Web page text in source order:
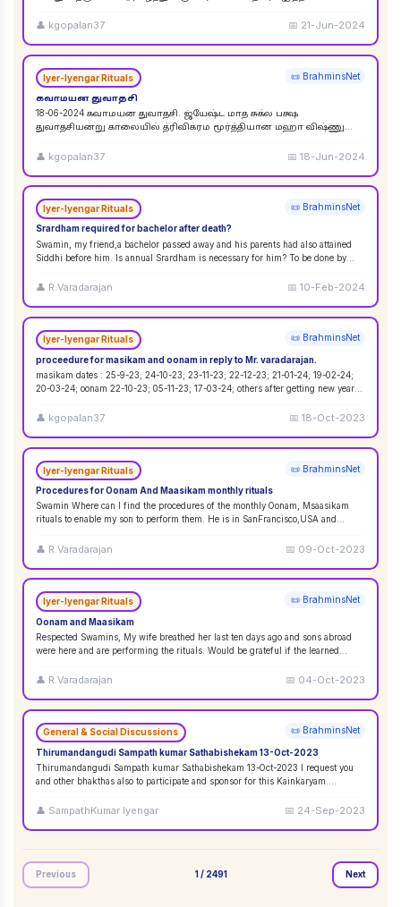
👤 kgopalan37 📅 21-Jun-2024
Iyer-Iyengar Rituals 📜 BrahminsNet
கவாமயன துவாதசி
18-06-2024 கவாமயன துவாதசி. ஜ்யேஷ்ட மாத சுக்ல பக்ஷ
துவாதசியன்று காலையில் த்ரிவிக்ரம மூர்த்தியான மஹா விஷ்ணு
👤 kgopalan37 📅18-Jun-2024
Iyer-Iyengar Rituals 📜 BrahminsNet
Srardham required for bachelor after death?
Swamin, my friend,a bachelor passed away and his parents had also attained
Siddhi before him. Is annual Srardham is necessary for him? To be done by
👤 R.Varadarajan 📅10-Feb-2024
Iyer-Iyengar Rituals 📜 BrahminsNet
proceedure for masikam and oonam in reply to Mr. varadarajan.
masikam dates : 25-9-23; 24-10-23; 23-11-23; 22-12-23; 21-01-24; 19-02-24;
20-03-24; oonam 22-10-23; 05-11-23; 17-03-24; others after getting new year...
👤 kgopalan37 📅18-Oct-2023
Iyer-Iyengar Rituals 📜 BrahminsNet
Procedures for Oonam And Maasikam monthly rituals
Swamin Where can I find the procedures of the monthly Oonam, Msaasikam
rituals to enable my son to perform them. He is in SanFrancisco,USA and
👤 R.Varadarajan 📅 09-Oct-2023
Iyer-Iyengar Rituals 📜 BrahminsNet
Oonam and Maasikam
Respected Swamins, ​​​​​​My wife breathed her last ten days ago and sons abroad
were here and are performing the rituals. Would be grateful if the learned
👤 R.Varadarajan 📅 04-Oct-2023
General & Social Discussions 📜 BrahminsNet
Thirumandangudi Sampath kumar Sathabishekam 13-Oct-2023
Thirumandangudi Sampath kumar Sathabishekam 13-Oct-2023 I request you
and other bhakthas also to participate and sponsor for this Kainkaryam.
👤 SampathKumar Iyengar 📅 24-Sep-2023
Previous 1 / 2491 Next